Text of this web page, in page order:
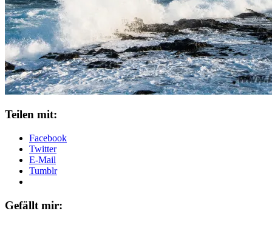
Teilen mit:
Facebook
Twitter
E-Mail
Tumblr
Gefällt mir: